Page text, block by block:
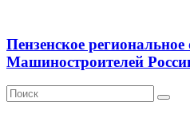
Пензенское
Машиностроителей